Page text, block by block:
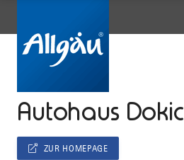
Autohaus Dokic
ZUR HOMEPAGE